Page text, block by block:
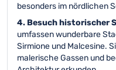
besonders im nördlichen
4. Besuch historischer
umfassen wunderbare
Sirmione und Malcesine.
malerische Gassen und